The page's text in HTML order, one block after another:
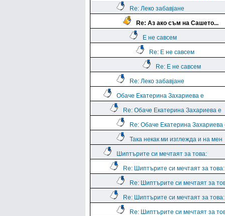
Re: Леко забавјане
Re: Аз ако съм на Сашето...
Е не савсем
Re: Е не савсем
Re: Е не савсем
Re: Леко забавјане
Обаче Екатерина Захариева е
Re: Обаче Екатерина Захариева е
Re: Обаче Екатерина Захариева
Така некак ми изглежда и на мен
Шиптърите си мечтаят за това:
Re: Шиптърите си мечтаят за това:
Re: Шиптърите си мечтаят за
Re: Шиптърите си мечтаят за това:
Re: Шиптърите си мечтаят за